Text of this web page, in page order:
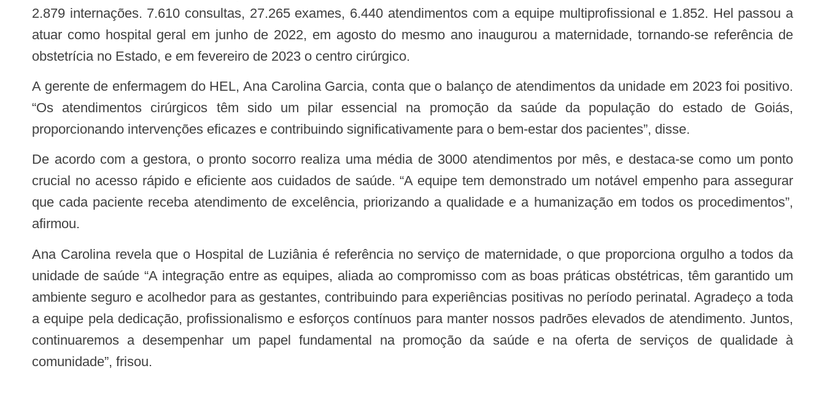
2.879 internações. 7.610 consultas, 27.265 exames, 6.440 atendimentos com a equipe multiprofissional e 1.852. Hel passou a
atuar como hospital geral em junho de 2022, em agosto do mesmo ano inaugurou a maternidade, tornando-se referência de
obstetrícia no Estado, e em fevereiro de 2023 o centro cirúrgico.
A gerente de enfermagem do HEL, Ana Carolina Garcia, conta que o balanço de atendimentos da unidade em 2023 foi positivo.
“Os atendimentos cirúrgicos têm sido um pilar essencial na promoção da saúde da população do estado de Goiás,
proporcionando intervenções eficazes e contribuindo significativamente para o bem-estar dos pacientes”, disse.
De acordo com a gestora, o pronto socorro realiza uma média de 3000 atendimentos por mês, e destaca-se como um ponto
crucial no acesso rápido e eficiente aos cuidados de saúde. “A equipe tem demonstrado um notável empenho para assegurar
que cada paciente receba atendimento de excelência, priorizando a qualidade e a humanização em todos os procedimentos”,
afirmou.
Ana Carolina revela que o Hospital de Luziânia é referência no serviço de maternidade, o que proporciona orgulho a todos da
unidade de saúde “A integração entre as equipes, aliada ao compromisso com as boas práticas obstétricas, têm garantido um
ambiente seguro e acolhedor para as gestantes, contribuindo para experiências positivas no período perinatal. Agradeço a toda
a equipe pela dedicação, profissionalismo e esforços contínuos para manter nossos padrões elevados de atendimento. Juntos,
continuaremos a desempenhar um papel fundamental na promoção da saúde e na oferta de serviços de qualidade à
comunidade”, frisou.